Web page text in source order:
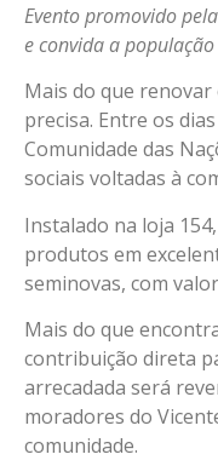
Evento promovido
e convida a
Mais do que
precisa. Entre os
Comunidade das
sociais voltadas à
Instalado na loja
produtos em
seminovas, com
Mais do que
contribuição direta
arrecadada será
moradores do
comunidade.